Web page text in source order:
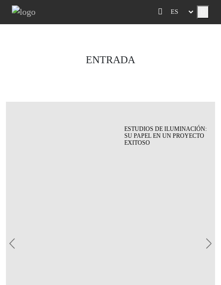
ENTRADA
ESTUDIOS DE ILUMINACIÓN:
SU PAPEL EN UN PROYECTO
EXITOSO
Previous Next